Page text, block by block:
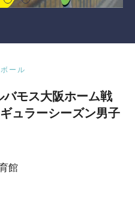
ール
バモス大阪ホーム戦
ュラーシーズン男子
館